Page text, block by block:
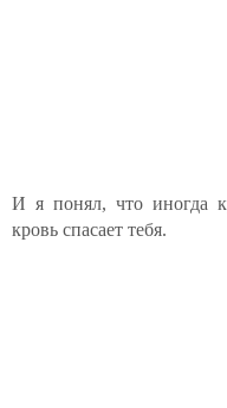
И я понял, что иногда
кровь спасает тебя.